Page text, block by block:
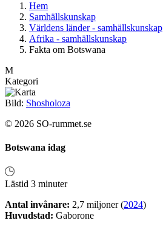
Hem
Samhällskunskap
Världens länder - samhällskunskap
Afrika - samhällskunskap
Fakta om Botswana
M
Kategori
Bild: Shosholoza
© 2026 SO-rummet.se
Botswana idag
Lästid 3 minuter
Antal invånare: 2,7 miljoner (2024)
Huvudstad: Gaborone